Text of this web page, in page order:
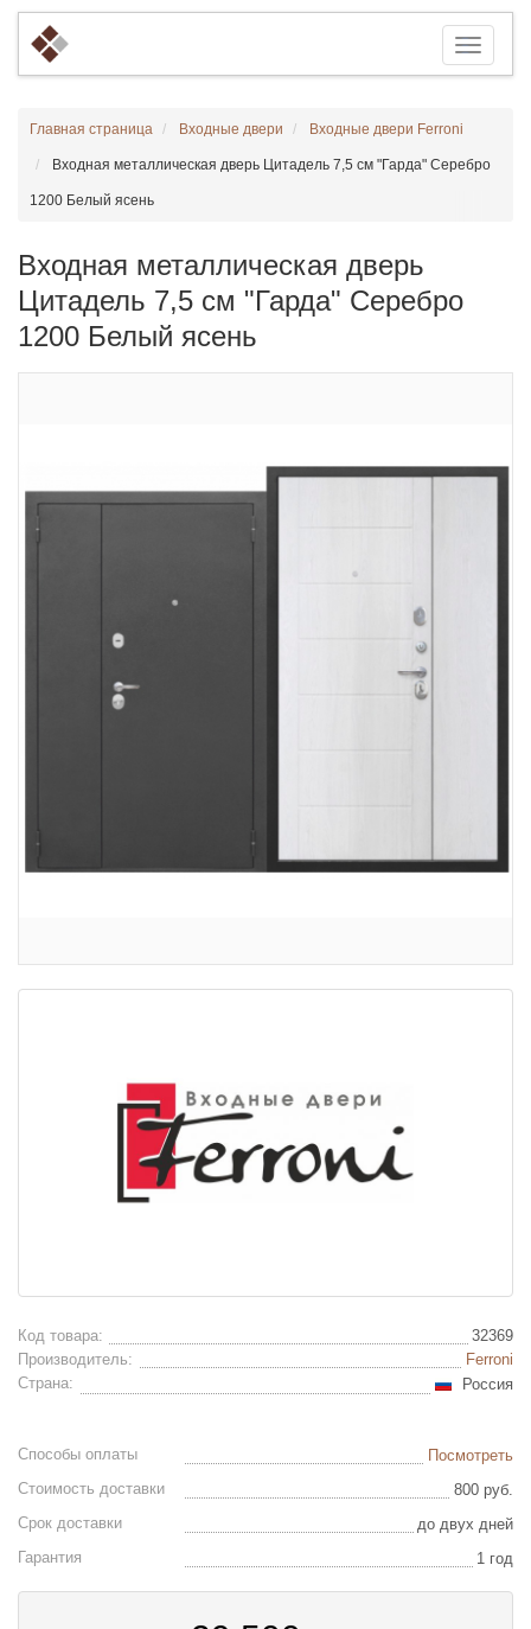
Главная страница Входные двери Входные двери Ferroni
Входная металлическая дверь Цитадель 7,5 см "Гарда" Серебро
1200 Белый ясень
Входная металлическая дверь
Цитадель 7,5 см "Гарда" Серебро
1200 Белый ясень
Код товара:
32369
Производитель:
Ferroni
Страна:
Россия
Способы оплаты
Посмотреть
Стоимость доставки
800 руб.
Срок доставки
до двух дней
Гарантия
1 год